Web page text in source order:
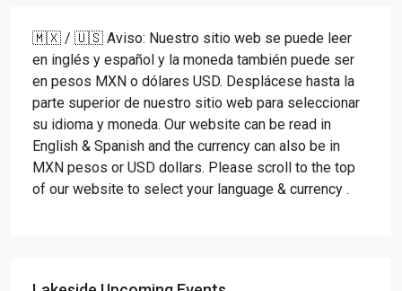
🇲🇽 / 🇺🇸 Aviso: Nuestro sitio web se puede leer
en inglés y español y la moneda también puede ser
en pesos MXN o dólares USD. Desplácese hasta la
parte superior de nuestro sitio web para seleccionar
su idioma y moneda. Our website can be read in
English & Spanish and the currency can also be in
MXN pesos or USD dollars. Please scroll to the top
of our website to select your language & currency .